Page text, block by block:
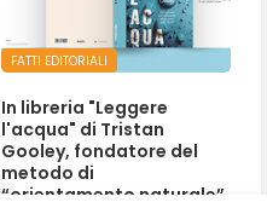
FATTI EDITORIALI
In libreria "Leggere
l'acqua" di Tristan
Gooley, fondatore del
metodo di
“orientamento naturale”